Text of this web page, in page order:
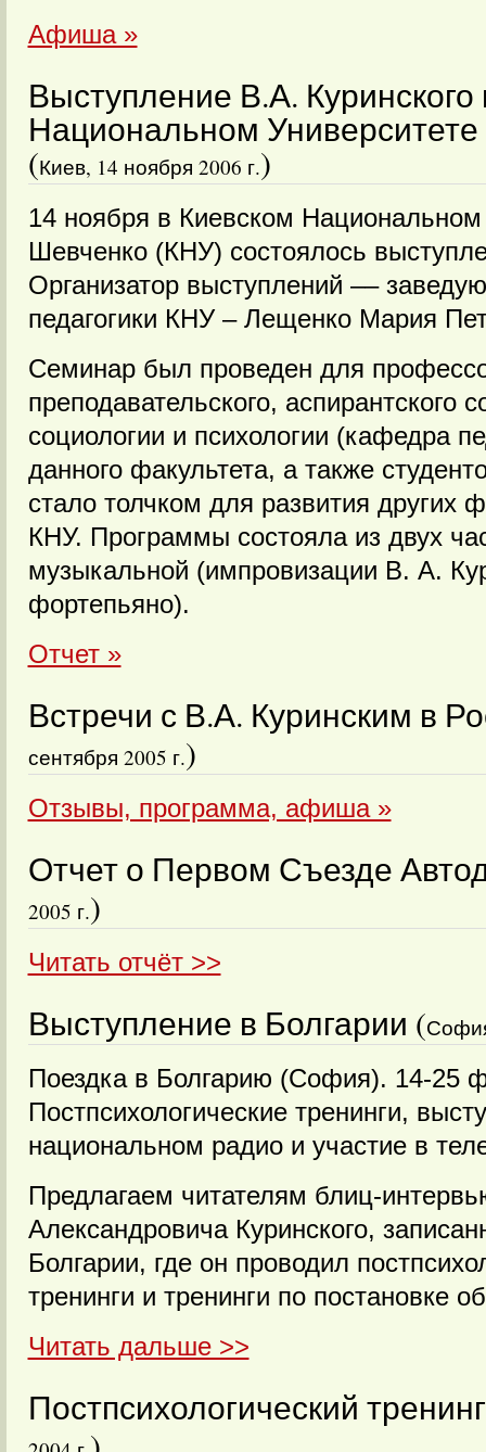
Афиша »
Выступление В.А. Куринского
Национальном
(Киев, 14 ноября 2006 г.)
14 ноября в Киевском Национальном
Шевченко (КНУ) состоялось
Организатор выступлений ––
педагогики КНУ – Лещенко Мария
Семинар был проведен для
преподавательского, аспирантского
социологии и психологии (кафедра
данного факультета, а также
стало толчком для развития других
КНУ. Программы состояла из двух
музыкальной (импровизации В. А.
фортепьяно).
Отчет »
Встречи с В.А. Куринским в
сентября 2005 г.)
Отзывы, программа, афиша »
Отчет о Первом Съезде
2005 г.)
Читать отчёт >>
Выступление в Болгарии (
Поездка в Болгарию (София). 14-25
Постпсихологические тренинги,
национальном радио и участие в
Предлагаем читателям блиц-
Александровича Куринского,
Болгарии, где он проводил
тренинги и тренинги по постановке
Читать дальше >>
Постпсихологический